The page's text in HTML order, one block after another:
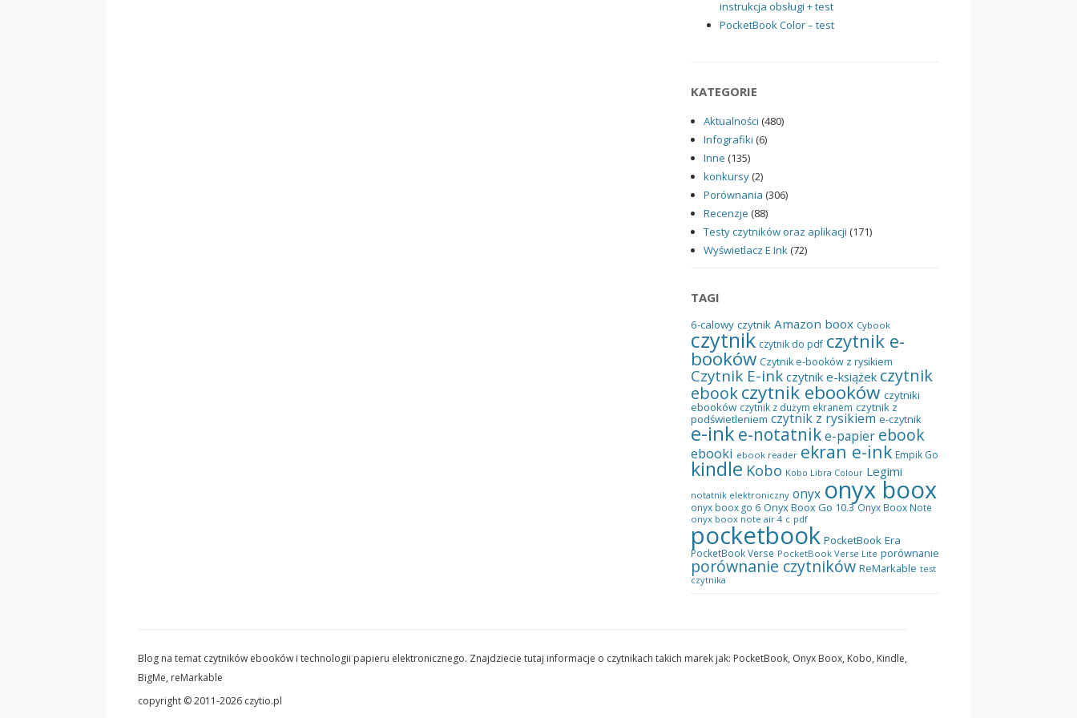
instrukcja obsługi + test
PocketBook Color – test
KATEGORIE
Aktualności (480)
Infografiki (6)
Inne (135)
konkursy(2)
Porównania (306)
Recenzje (88)
Testy czytników oraz aplikacji (171)
Wyświetlacz E Ink (72)
TAGI
6-calowy czytnik Amazon boox Cybook
czytnik czytnik do pdf czytnik e-
booków Czytnik e-booków z rysikiem
Czytnik E-ink czytnik e-książek czytnik
ebookczytnik ebooków czytniki
ebooków czytnik z dużym ekranem czytnik z
podświetleniem czytnik z rysikiem e-czytnik
e-ink e-notatnike-papier ebook
ebooki ebook reader ekran e-ink Empik Go
kindle Kobo Kobo Libra Colour Legimi
notatnik elektroniczny onyx onyx boox
onyx boox go 6 Onyx Boox Go 10.3 Onyx Boox Note
onyx boox note air 4 c pdf
pocketbook PocketBook Era
PocketBook Verse PocketBook Verse Lite porównanie
porównanie czytników ReMarkable test
czytnika
Blog na temat czytników ebooków i technologii papieru elektronicznego. Znajdziecie tutaj informacje o czytnikach takich marek jak: PocketBook, Onyx Boox, Kobo, Kindle,
BigMe, reMarkable
copyright © 2011-2026 czytio.pl